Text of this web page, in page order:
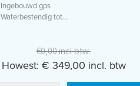
Ingebouwd gps
Waterbestendig tot...
€0,00 incl btw.
Howest: € 349,00 incl. btw